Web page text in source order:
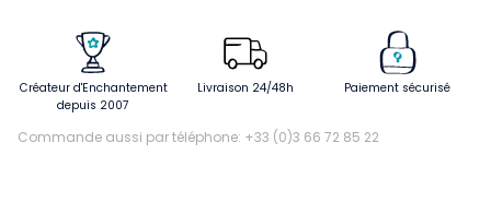
Créateur d'Enchantement
depuis 2007
Livraison 24/48h Paiement sécurisé
Commande aussi par téléphone: +33 (0)3 66 72 85 22